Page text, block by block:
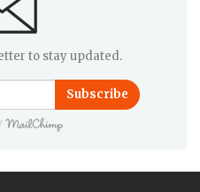
to stay updated.
Subscribe